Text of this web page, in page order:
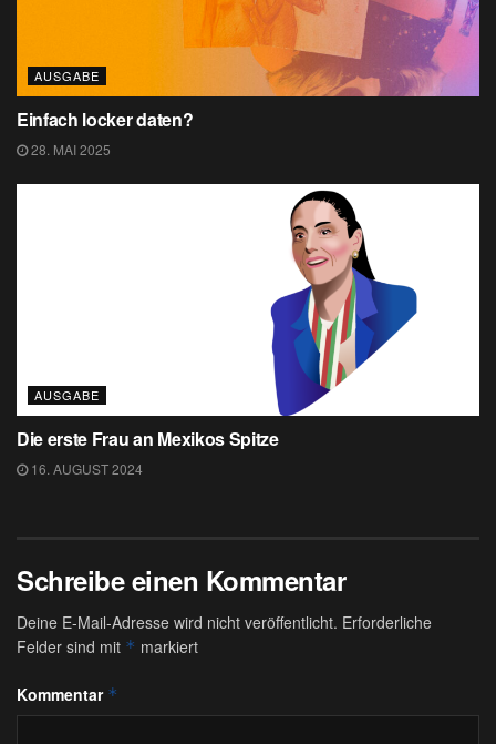
AUSGABE
Einfach locker daten?
28. MAI 2025
AUSGABE
Die erste Frau an Mexikos Spitze
16. AUGUST 2024
Schreibe einen Kommentar
Deine E-Mail-Adresse wird nicht veröffentlicht. Erforderliche
Felder sind mit * markiert
Kommentar *